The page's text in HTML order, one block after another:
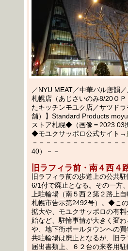
／NYU MEAT／中華バル唐韻
札幌店（あじさいのみ8/20Ｏ
たキッチンモユク店／サツド
舗）】Standard Products
ストア札幌◆（画像＝2023.03
◆モユクサッポロ公式サイト→
－－－－－－－－－－－－－
40）－－
旧ラフィラ前・南４西４
旧ラフィラ前の歩道上の公共
6/1付で廃止となる。その一方
上駐輪場（南５西２第２路上
札幌市告示第2492号）。◆こ
拡大や、モユクサッポロの有
始など、駐輪事情が大きく変
や、地下街ポールタウンへの
共駐輪場は廃止となるが、旧
届出書類上、６２台の来客用